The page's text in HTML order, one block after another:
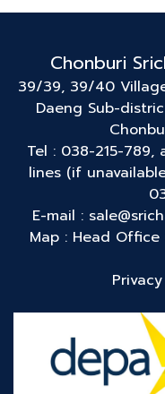
Chonburi
39/39, 39/40
Daeng Sub-
Tel : 038-215-
lines (if
E-mail :
Map : Head Office